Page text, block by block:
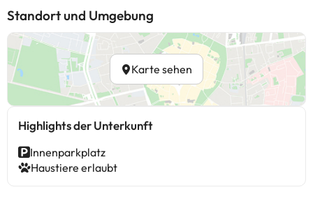
Standort und Umgebung
Karte sehen
Highlights der Unterkunft
Innenparkplatz
Haustiere erlaubt